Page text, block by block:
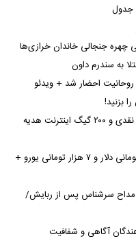
جدول
جنجالی خاندان خرازی‌ها
به سندرم داون
روحانیت احضار شد + ویدئو
بزنید!
خبر خوش برای خبرنگاران؛ ۵۰۰ هزار تومان نقدی و ۲۰۰ گیگ اینترنت هدیه
قیمت دلار امروز چقدر شد؟ ریزش ۶ هزار تومانی دلار و ۷ هزار تومانی یورو +
سرشناس پس از ربایش/
آگاهی و شفافیت